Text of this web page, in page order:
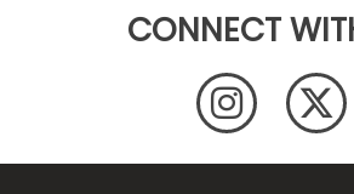
CONNECT